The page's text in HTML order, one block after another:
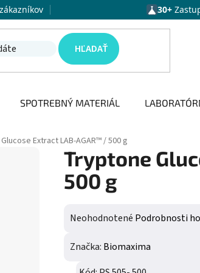
30+
HĽADAŤ
SPOTREBNÝ MATERIÁL
Extract LAB-AGAR™ / 500 g
Tryptone
500 g
Priemerné hodnotenie
Neohodnotené Podrobnosti
Značka: Biomaxima